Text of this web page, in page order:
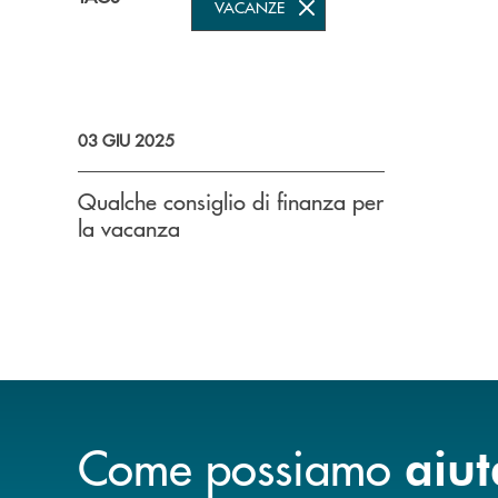
VACANZE
03 GIU 2025
Qualche consiglio di finanza per
la vacanza
Come possiamo